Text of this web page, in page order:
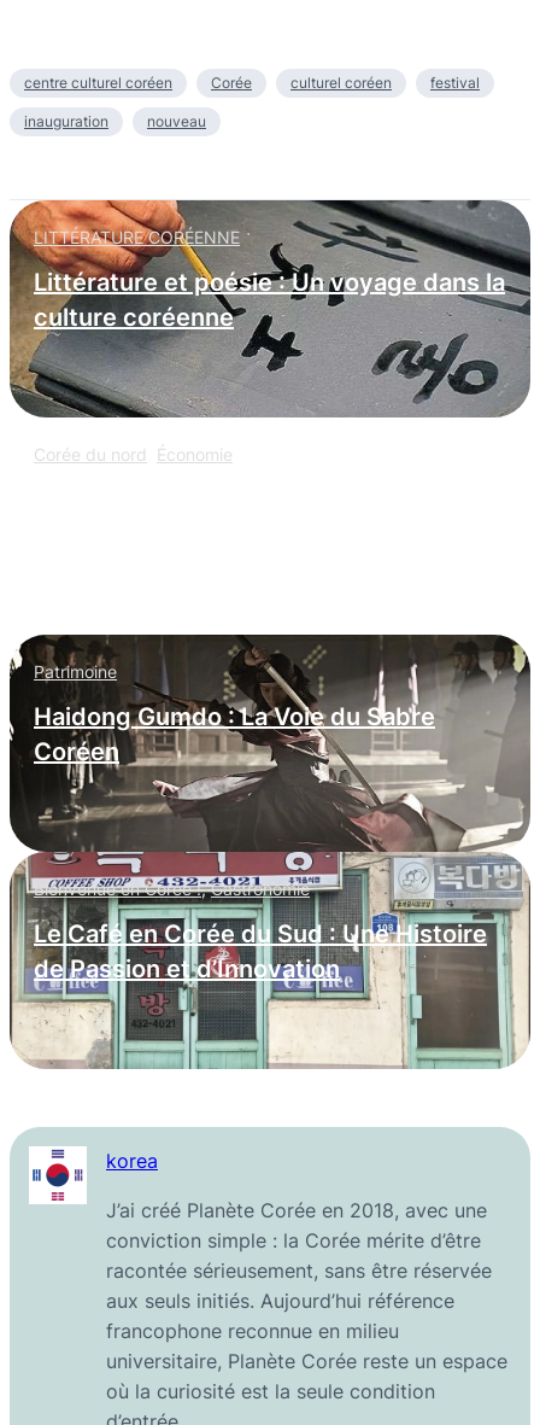
centre culturel coréen Corée culturel coréen festival
inauguration nouveau
LITTÉRATURE CORÉENNE
Littérature et poésie : Un voyage dans la
culture coréenne
Corée du nord Économie
Patrimoine
Haidong Gumdo : La Voie du Sabre
Coréen
Bienvenue en Corée !,Gastronomie
Le Café en Corée du Sud : Une Histoire
de Passion et d’Innovation
korea
J’ai créé Planète Corée en 2018, avec une
conviction simple : la Corée mérite d’être
racontée sérieusement, sans être réservée
aux seuls initiés. Aujourd’hui référence
francophone reconnue en milieu
universitaire, Planète Corée reste un espace
où la curiosité est la seule condition